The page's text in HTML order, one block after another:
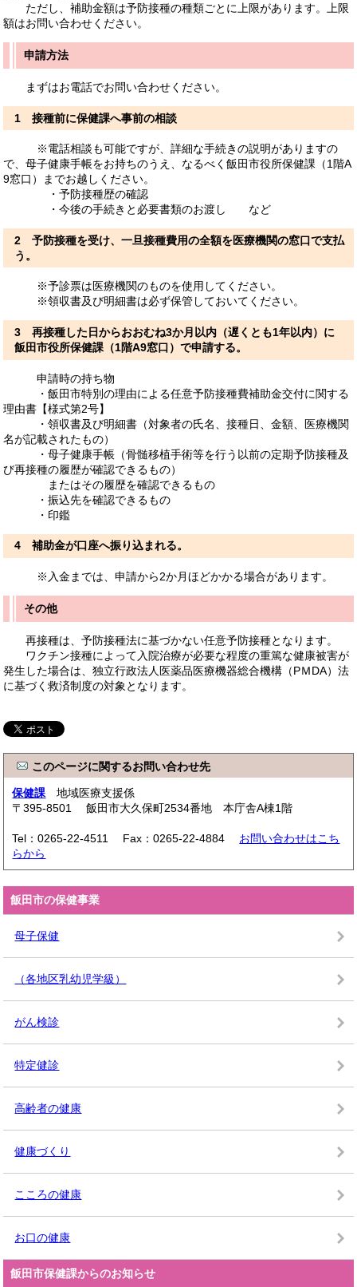
ただし、補助金額は予防接種の種類ごとに上限があります。上限
額はお問い合わせください。
申請方法
まずはお電話でお問い合わせください。
1 接種前に保健課へ事前の相談
※電話相談も可能ですが、詳細な手続きの説明がありますの
で、母子健康手帳をお持ちのうえ、なるべく飯田市役所保健課（1階A
9窓口）までお越しください。
・予防接種歴の確認
・今後の手続きと必要書類のお渡し など
2 予防接種を受け、一旦接種費用の全額を医療機関の窓口で支払
う。
※予診票は医療機関のものを使用してください。
※領収書及び明細書は必ず保管しておいてください。
3 再接種した日からおおむね3か月以内（遅くとも1年以内）に
飯田市役所保健課（1階A9窓口）で申請する。
申請時の持ち物
・飯田市特別の理由による任意予防接種費補助金交付に関する
理由書【様式第2号】
・領収書及び明細書（対象者の氏名、接種日、金額、医療機関
名が記載されたもの）
・母子健康手帳（骨髄移植手術等を行う以前の定期予防接種及
び再接種の履歴が確認できるもの）
またはその履歴を確認できるもの
・振込先を確認できるもの
・印鑑
4 補助金が口座へ振り込まれる。
※入金までは、申請から2か月ほどかかる場合があります。
その他
再接種は、予防接種法に基づかない任意予防接種となります。
ワクチン接種によって入院治療が必要な程度の重篤な健康被害が
発生した場合は、独立行政法人医薬品医療機器総合機構（PＭDA）法
に基づく救済制度の対象となります。
このページに関するお問い合わせ先
保健課 地域医療支援係
〒395-8501 飯田市大久保町2534番地 本庁舎A棟1階
Tel：0265-22-4511 Fax：0265-22-4884 お問い合わせはこち
らから
飯田市の保健事業
母子保健
（各地区乳幼児学級）
がん検診
特定健診
高齢者の健康
健康づくり
こころの健康
お口の健康
飯田市保健課からのお知らせ